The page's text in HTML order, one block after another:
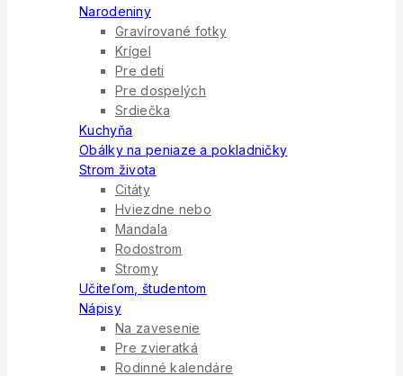
Narodeniny
Gravírované fotky
Krígel
Pre deti
Pre dospelých
Srdiečka
Kuchyňa
Obálky na peniaze a pokladničky
Strom života
Citáty
Hviezdne nebo
Mandala
Rodostrom
Stromy
Učiteľom, študentom
Nápisy
Na zavesenie
Pre zvieratká
Rodinné kalendáre